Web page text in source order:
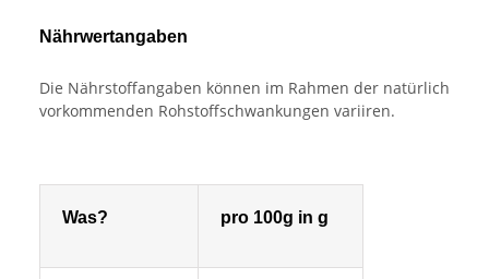
Nährwertangaben
Die Nährstoffangaben können im Rahmen der natürlich
vorkommenden Rohstoffschwankungen variiren.
Was? pro 100g in g